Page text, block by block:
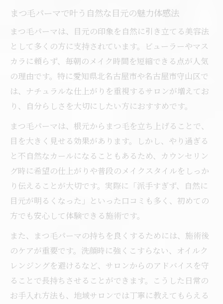
まつ毛パーマが目元の印象を変える要素と
まつ毛パーマ名古屋で印象アップの理由解
説
まつ毛パーマ口コミランキングの注目ポイ
ント
まつ毛パーマ北名古屋市の評判と実績紹介
自律した美しさへ導く新しいまつ毛ケア習慣
まつ毛パーマで始める自律した美しさの第
一歩
忙しくても続けやすいまつ毛パーマの習慣
化
まつ毛パーマ名古屋で叶えるケア方法の工
夫
まつ毛パーマで自然な目元を長持ちさせる
秘訣
自律と自分らしさを両立するまつ毛パーマ
術
まつ毛パーマで叶う自然な目元の魅力体感法
まつ毛パーマは、目元の印象を自然に引き立てる美容法
として多くの方に支持されています。ビューラーやマス
カラに頼らず、毎朝のメイク時間を短縮できる点が人気
の理由です。特に愛知県北名古屋市や名古屋市守山区で
は、ナチュラルな仕上がりを重視するサロンが増えてお
り、自分らしさを大切にしたい方におすすめです。
まつ毛パーマは、根元からまつ毛を立ち上げることで、
目を大きく見せる効果があります。しかし、やり過ぎる
と不自然なカールになることもあるため、カウンセリン
グ時に希望の仕上がりや普段のメイクスタイルをしっか
り伝えることが大切です。実際に「派手すぎず、自然に
目元が明るくなった」といった口コミも多く、初めての
方でも安心して体験できる施術です。
また、まつ毛パーマの持ちを良くするためには、施術後
のケアが重要です。洗顔時に強くこすらない、オイルク
レンジングを避けるなど、サロンからのアドバイスを守
ることで長持ちさせることができます。こうした日常の
お手入れ方法も、地域サロンでは丁寧に教えてもらえる